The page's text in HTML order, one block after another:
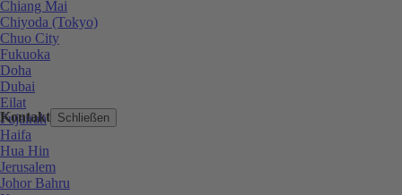
Kontakt Schließen
Chiang Mai
Chiyoda (Tokyo)
Chuo City
Fukuoka
Doha
Dubai
Eilat
Fujairah
Haifa
Hua Hin
Jerusalem
Johor Bahru